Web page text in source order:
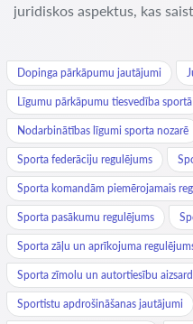
juridiskos aspektus, kas
Dopinga pārkāpumu jautājumi
Līgumu pārkāpumu tiesvedība sportā
Nodarbinātības līgumi sporta nozarē
Sporta federāciju regulējums
Sporta komandām piemērojamais
Sporta pasākumu regulējums
Sporta zāļu un aprīkojuma
Sporta zīmolu un autortiesību
Sportistu apdrošināšanas jautājumi